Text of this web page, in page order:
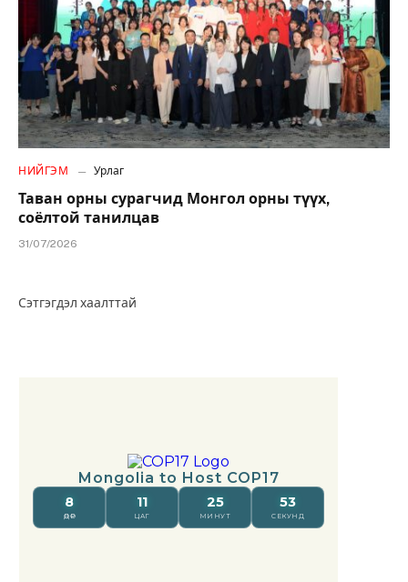
НИЙГЭМ Урлаг
Таван орны сурагчид Монгол орны түүх,
соёлтой танилцав
31/07/2026
Сэтгэгдэл хаалттай